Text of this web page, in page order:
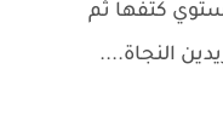
كتفها ثم
النجاة....